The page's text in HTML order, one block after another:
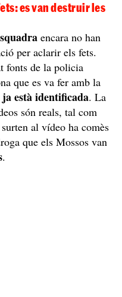
es van destruir les
encara no han
per aclarir els fets.
fonts de la policia
que es va fer amb la
ja està identificada. La
són reals, tal com
al vídeo ha comès
que els Mossos van
.